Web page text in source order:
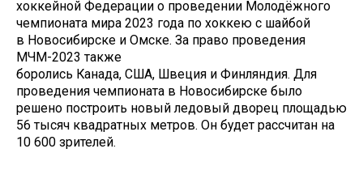
хоккейной Федерации о проведении Молодёжного
чемпионата мира 2023 года по хоккею с шайбой
в Новосибирске и Омске. За право проведения
МЧМ-2023 также
боролись Канада, США, Швеция и Финляндия. Для
проведения чемпионата в Новосибирске было
решено построить новый ледовый дворец площадью
56 тысяч квадратных метров. Он будет рассчитан на
10 600 зрителей.